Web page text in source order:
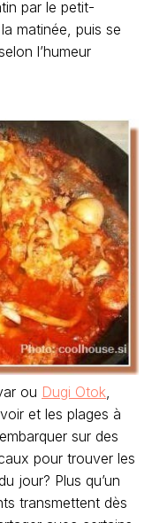
par le petit-
matinée, puis se
l’humeur
ou Dugi Otok,
et les plages à
sur des
pour trouver les
jour? Plus qu’un
transmettent dès